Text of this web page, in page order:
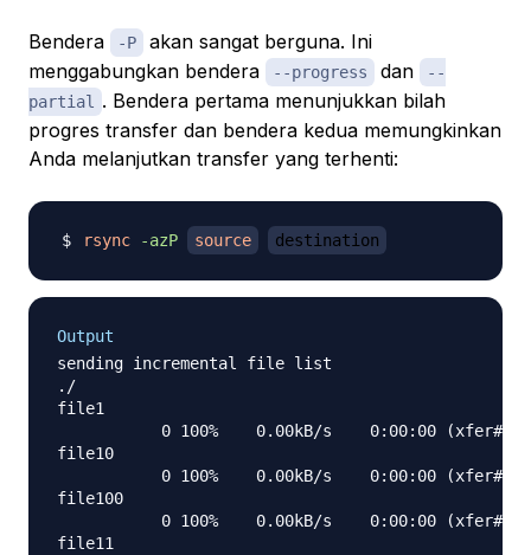
Bendera -P
akan sangat berguna. Ini
menggabungkan bendera
--progress dan
--
partial . Bendera pertama menunjukkan bilah
progres transfer dan bendera kedua memungkinkan
Anda melanjutkan transfer yang terhenti:
rsync -azP source destination
Output
sending incremental file list
./
file1
0 100%    0.00kB/s    0:00:00 (xfer#1,
file10
0 100%    0.00kB/s    0:00:00 (xfer#2,
file100
0 100%    0.00kB/s    0:00:00 (xfer#3,
file11